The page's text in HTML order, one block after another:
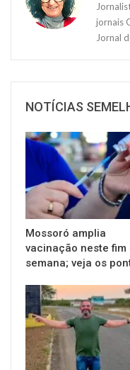
jornais
Jornal
NOTÍCIAS
Mossoró amplia
vacinação neste fim
semana; veja os